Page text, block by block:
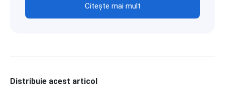
Citește mai mult
Distribuie acest articol